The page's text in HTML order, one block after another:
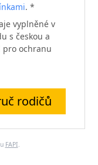
. *
vyplněné v
s českou a
pro ochranu
rodičů
FAPI.